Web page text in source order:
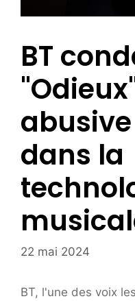
BT
dans la
22 mai 2024
BT, l'une des voix